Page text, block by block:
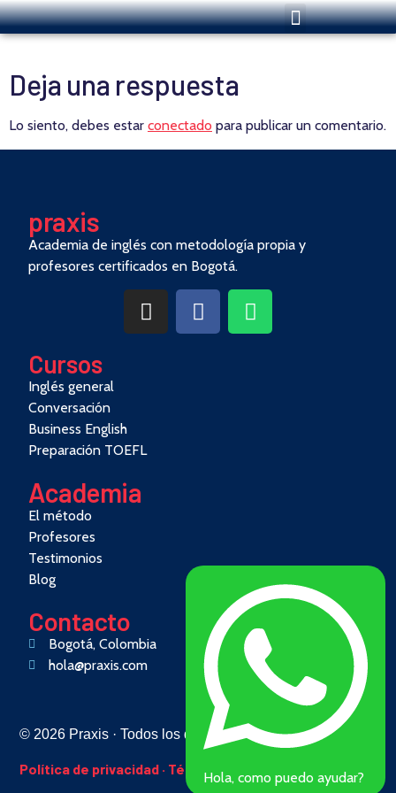
Deja una respuesta
Lo siento, debes estar conectado para publicar un comentario.
praxis
Academia de inglés con metodología propia y
profesores certificados en Bogotá.
Cursos
Inglés general
Conversación
Business English
Preparación TOEFL
Academia
El método
Profesores
Testimonios
Blog
Contacto
Bogotá, Colombia
hola@praxis.com
© 2026 Praxis · Todos los derechos reservados
Política de privacidad · Términos
Hola, como puedo ayudar?